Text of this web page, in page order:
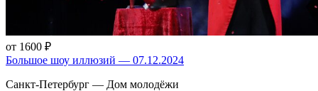
от 1600 ₽
Большое шоу иллюзий — 07.12.2024
Санкт-Петербург — Дом молодёжи